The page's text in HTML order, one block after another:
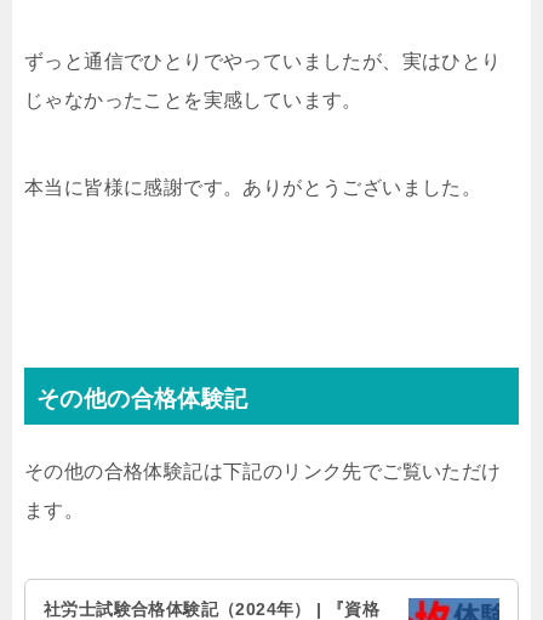
ずっと通信でひとりでやっていましたが、実はひとり
じゃなかったことを実感しています。
本当に皆様に感謝です。ありがとうございました。
その他の合格体験記
その他の合格体験記は下記のリンク先でご覧いただけ
ます。
社労士試験合格体験記（2024年） | 『資格